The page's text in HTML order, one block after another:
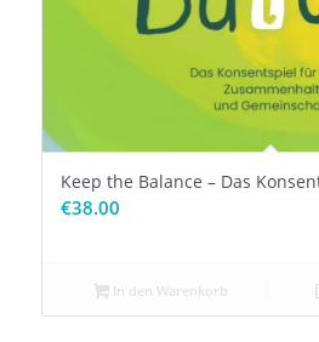
Keep the Balance – Das
€38.00
In den Warenkorb